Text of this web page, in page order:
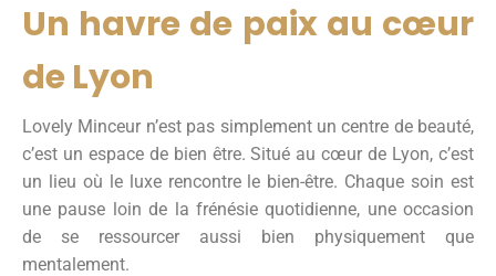
Un havre de paix au cœur
de Lyon
Lovely Minceur n’est pas simplement un centre de beauté,
c’est un espace de bien être. Situé au cœur de Lyon, c’est
un lieu où le luxe rencontre le bien-être. Chaque soin est
une pause loin de la frénésie quotidienne, une occasion
de se ressourcer aussi bien physiquement que
mentalement.